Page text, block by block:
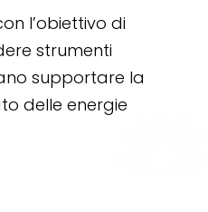
l’obiettivo di
strumenti
supportare la
delle energie